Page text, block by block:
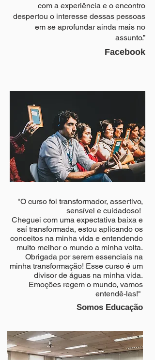
com a experiência e o encontro
despertou o interesse dessas pessoas
em se aprofundar ainda mais no
assunto.”
Facebook
"O curso foi transformador, assertivo,
sensível e cuidadoso!
Cheguei com uma expectativa baixa e
saí transformada, estou aplicando os
conceitos na minha vida e entendendo
muito melhor o mundo a minha volta.
Obrigada por serem essenciais na
minha transformação! Esse curso é um
divisor de águas na minha vida.
Emoções regem o mundo, vamos
entendê-las!"
Somos Educação